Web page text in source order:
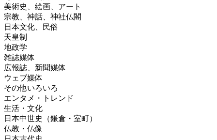
美術史、絵画、アート
宗教、神話、神社仏閣
日本文化、民俗
天皇制
地政学
雑誌媒体
広報誌、新聞媒体
ウェブ媒体
その他いろいろ
エンタメ・トレンド
生活・文化
日本中世史（鎌倉・室町）
仏教・仏像